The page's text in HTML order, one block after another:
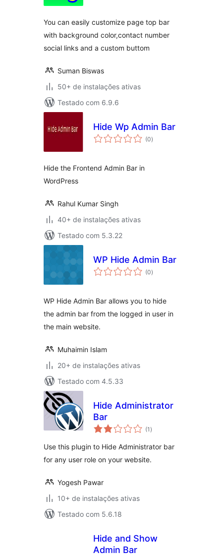
You can easily customize page top bar
with background color,contact number
social links and a custom buttom
Suman Biswas
50+ de instalações ativas
Testado com 6.9.6
Hide Wp Admin Bar
(0total
de
)
Hide the Frontend Admin Bar in
WordPress
Rahul Kumar Singh
40+ de instalações ativas
Testado com 5.3.22
WP Hide Admin Bar
(0total
de
)
WP Hide Admin Bar allows you to hide
the admin bar from the logged in user in
the main website.
Muhaimin Islam
20+ de instalações ativas
Testado com 4.5.33
Hide Administrator
Bar
(1 total
de
)
Use this plugin to Hide Administrator bar
for any user role on your website.
Yogesh Pawar
10+ de instalações ativas
Testado com 5.6.18
Hide and Show
Admin Bar